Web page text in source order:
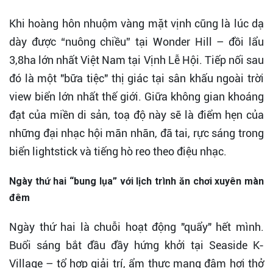
Khi hoàng hôn nhuộm vàng mặt vịnh cũng là lúc dạ
dày được “nuông chiều” tại Wonder Hill – đồi lẩu
3,8ha lớn nhất Việt Nam tại Vịnh Lễ Hội. Tiếp nối sau
đó là một "bữa tiệc" thị giác tại sân khấu ngoài trời
view biển lớn nhất thế giới. Giữa không gian khoáng
đạt của miền di sản, toạ độ này sẽ là điểm hẹn của
những đại nhạc hội mãn nhãn, đã tai, rực sáng trong
biển lightstick và tiếng hò reo theo điệu nhạc.
Ngày thứ hai “bung lụa” với lịch trình ăn chơi xuyên màn
đêm
Ngày thứ hai là chuỗi hoạt động "quẩy" hết mình.
Buổi sáng bắt đầu đầy hứng khởi tại Seaside K-
Village – tổ hợp giải trí, ẩm thực mang đậm hơi thở